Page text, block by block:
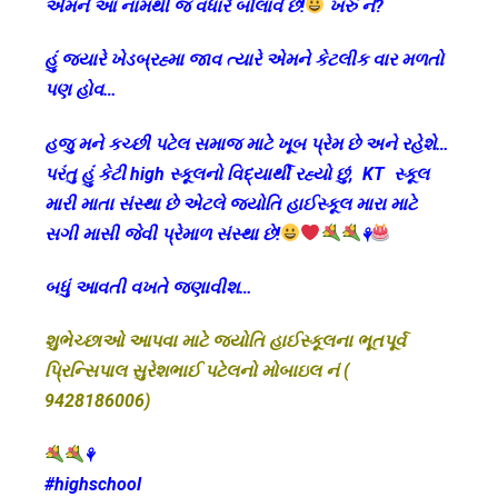
એમને આ નામથી જ વધારે બોલાવે છે! ખરું ને?
હું જ્યારે ખેડબ્રહ્મા જાવ ત્યારે એમને કેટલીક વાર મળતો
પણ હોવ…
હજુ મને કચ્છી પટેલ સમાજ માટે ખૂબ પ્રેમ છે અને રહેશે…
પરંતુ હું કેટી high સ્કૂલનો વિદ્યાર્થી રહ્યો છું, KT સ્કૂલ
મારી માતા સંસ્થા છે એટલે જ્યોતિ હાઈસ્કૂલ મારા માટે
સગી માસી જેવી પ્રેમાળ સંસ્થા છે!
⚘
બધું આવતી વખતે જણાવીશ…
શુભેચ્છાઓ આપવા માટે જ્યોતિ હાઈસ્કૂલના ભૂતપૂર્વ
પ્રિન્સિપાલ સુરેશભાઈ પટેલનો મોબાઇલ નં (
9428186006)
⚘
#highschool